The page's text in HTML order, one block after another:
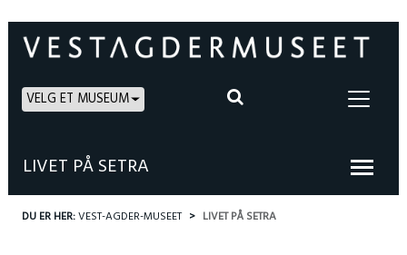
VELG ET MUSEUM
LIVET PÅ SETRA
DU ER HER:VEST-AGDER-MUSEET LIVET PÅ SETRA